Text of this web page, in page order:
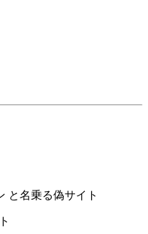
と名乗る偽サイト